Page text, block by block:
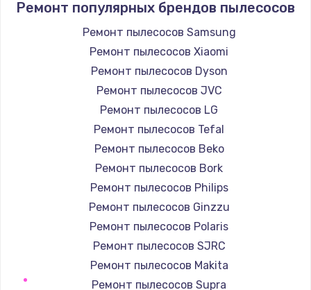
Замена модуля управления
Заказать
Ремонт системной платы
Заказать
Заказать
Ремонт популярных брендов пылесосов
Ремонт пылесосов Samsung
Ремонт пылесосов Xiaomi
Ремонт пылесосов Dyson
Ремонт пылесосов JVC
Ремонт пылесосов LG
Ремонт пылесосов Tefal
Ремонт пылесосов Beko
Ремонт пылесосов Bork
Ремонт пылесосов Philips
Ремонт пылесосов Ginzzu
Ремонт пылесосов Polaris
Ремонт пылесосов SJRC
Ремонт пылесосов Makita
Ремонт пылесосов Supra